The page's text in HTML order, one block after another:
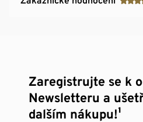
Zaregistrujte se k
Newsletteru a
dalším nákupu!¹